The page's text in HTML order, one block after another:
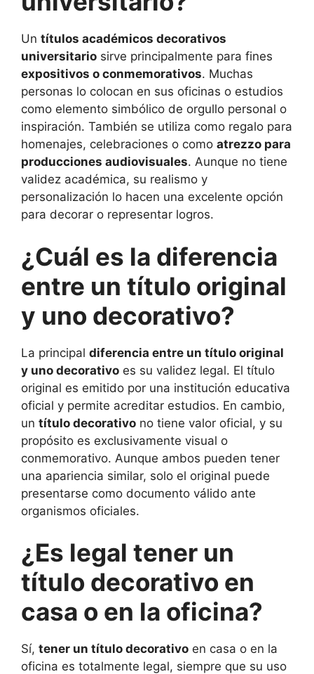
Un títulos académicos decorativos
universitario sirve principalmente para fines
expositivos o conmemorativos. Muchas
personas lo colocan en sus oficinas o estudios
como elemento simbólico de orgullo personal o
inspiración. También se utiliza como regalo para
homenajes, celebraciones o como atrezzo para
producciones audiovisuales. Aunque no tiene
validez académica, su realismo y
personalización lo hacen una excelente opción
para decorar o representar logros.
¿Cuál es la diferencia
entre un título original
y uno decorativo?
La principal diferencia entre un título original
y uno decorativo es su validez legal. El título
original es emitido por una institución educativa
oficial y permite acreditar estudios. En cambio,
un título decorativo no tiene valor oficial, y su
propósito es exclusivamente visual o
conmemorativo. Aunque ambos pueden tener
una apariencia similar, solo el original puede
presentarse como documento válido ante
organismos oficiales.
¿Es legal tener un
título decorativo en
casa o en la oficina?
Sí, tener un título decorativo en casa o en la
oficina es totalmente legal, siempre que su uso